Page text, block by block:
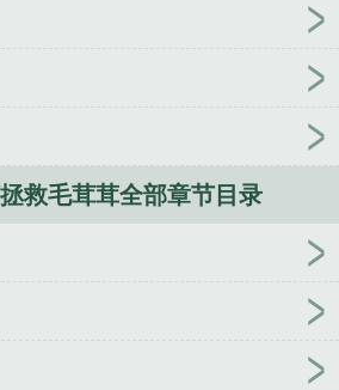
起唯一能动的脑袋，帮他舔去眼
。他是继续装病呢？还是继续装
伙们整天觊觎他家小美人。后来
槽卧槽，他家萌萌的小白兔呢？
天犼吗？能吃龙的那种...
茸茸》是最爱梅子酒精心创作的
救毛茸茸全部章节目录